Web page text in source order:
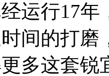
运行17
间的打磨
多这套